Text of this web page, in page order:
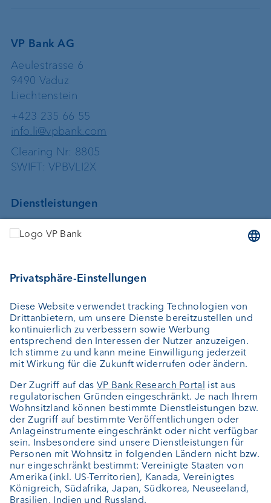
VP Bank AG
Aeulestrasse 6
9490 Vaduz
Liechtenstein
+423 235 66 55
info.li@vpbank.com
Clearing Nr: 8805
SWIFT: VPBVLI2X
Dienstleistungen
Vermögensverwaltung
Depotbank
Externer Vermögensverwalter
Private Label Fonds
Investment Consulting
Über uns
Jobs
News
Downloads
Kundenfeedback
Kontakt
Newsletter
Geschäftsbericht
Cookie-Einstellungen